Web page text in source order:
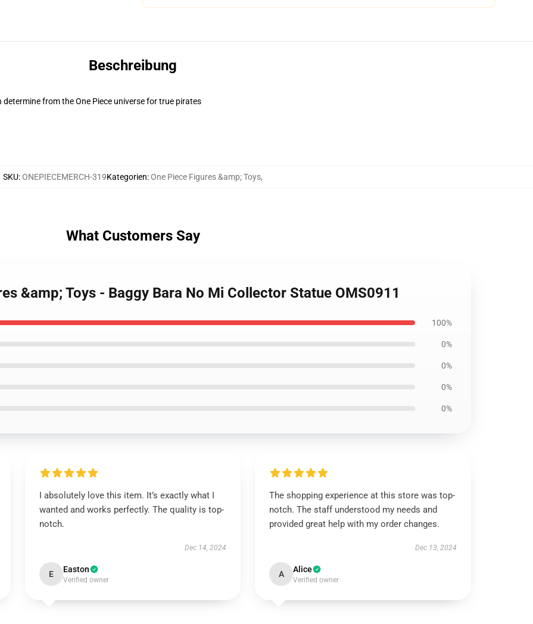
Beschreibung
determine from the One Piece universe for true pirates
SKU:ONEPIECEMERCH-319Kategorien:One Piece Figures &amp; Toys,
What Customers Say
&amp; Toys - Baggy Bara No Mi Collector Statue OMS0911
100%
0%
0%
0%
0%
I absolutely love this item. It’s exactly what I
wanted and works perfectly. The quality is top-
notch.
Dec 14, 2024
E Easton
Verified owner
The shopping experience at this store was top-
notch. The staff understood my needs and
provided great help with my order changes.
Dec 13, 2024
A Alice
Verified owner